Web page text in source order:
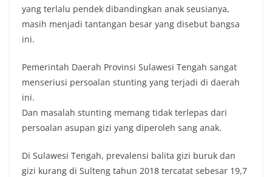
yang terlalu pendek dibandingkan anak seusianya,
masih menjadi tantangan besar yang disebut bangsa
ini.
Pemerintah Daerah Provinsi Sulawesi Tengah sangat
menseriusi persoalan stunting yang terjadi di daerah
ini.
Dan masalah stunting memang tidak terlepas dari
persoalan asupan gizi yang diperoleh sang anak.
Di Sulawesi Tengah, prevalensi balita gizi buruk dan
gizi kurang di Sulteng tahun 2018 tercatat sebesar 19,7